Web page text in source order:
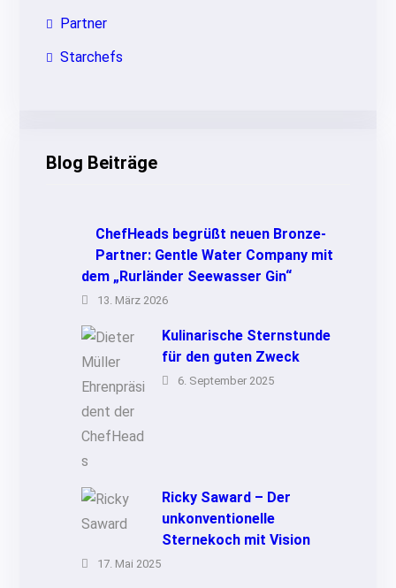
Partner
Starchefs
Blog Beiträge
ChefHeads begrüßt neuen Bronze-
Partner: Gentle Water Company mit
dem „Rurländer Seewasser Gin“
13. März 2026
Kulinarische Sternstunde
für den guten Zweck
6. September 2025
Ricky Saward – Der
unkonventionelle
Sternekoch mit Vision
17. Mai 2025